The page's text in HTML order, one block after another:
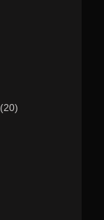
(20)